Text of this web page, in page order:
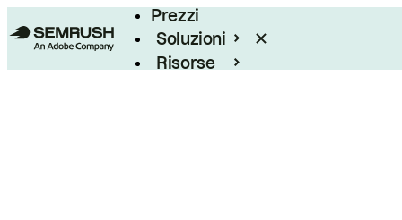
Prezzi
Soluzioni
Risorse